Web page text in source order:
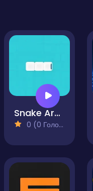
Snake Arcade
0 (0 Голосів)